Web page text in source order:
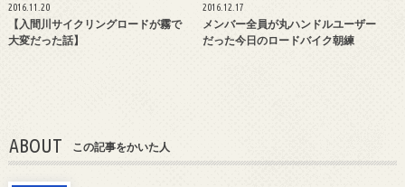
2016.11.20
【入間川サイクリングロードが霧で
大変だった話】
2016.12.17
メンバー全員が丸ハンドルユーザー
だった今日のロードバイク朝練
ABOUT この記事をかいた人